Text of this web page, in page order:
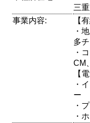
三
事業内容:
【
・
多
・
CM
【
・
ー
・
・